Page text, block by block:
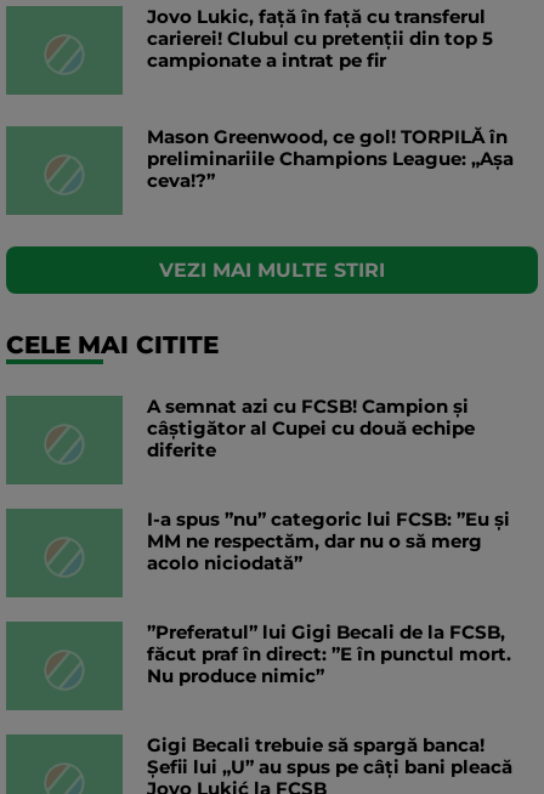
Jovo Lukic, față în față cu transferul
carierei! Clubul cu pretenții din top 5
campionate a intrat pe fir
Mason Greenwood, ce gol! TORPILĂ în
preliminariile Champions League: „Așa
ceva!?”
VEZI MAI MULTE STIRI
CELE MAI CITITE
A semnat azi cu FCSB! Campion și
câștigător al Cupei cu două echipe
diferite
I-a spus ”nu” categoric lui FCSB: ”Eu și
MM ne respectăm, dar nu o să merg
acolo niciodată”
”Preferatul” lui Gigi Becali de la FCSB,
făcut praf în direct: ”E în punctul mort.
Nu produce nimic”
Gigi Becali trebuie să spargă banca!
Șefii lui „U” au spus pe câți bani pleacă
Jovo Lukić la FCSB